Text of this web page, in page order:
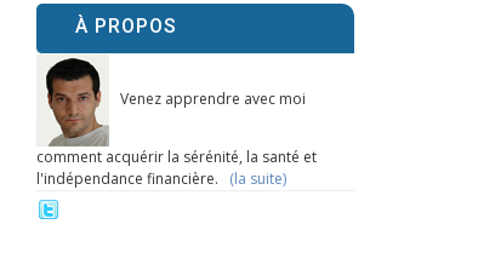
À PROPOS
Venez apprendre avec moi
comment acquérir la sérénité, la santé et
l'indépendance financière. (la suite)